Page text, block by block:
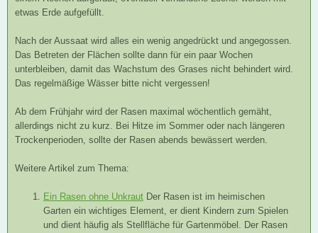
etwas Erde aufgefüllt.
Nach der Aussaat wird alles ein wenig angedrückt und angegossen.
Das Betreten der Flächen sollte dann für ein paar Wochen
unterbleiben, damit das Wachstum des Grases nicht behindert wird.
Das regelmäßige Wässer bitte nicht vergessen!
Ab dem Frühjahr wird der Rasen maximal wöchentlich gemäht,
allerdings nicht zu kurz. Bei Hitze im Sommer oder nach längeren
Trockenperioden, sollte der Rasen abends bewässert werden.
Weitere Artikel zum Thema:
Ein Rasen ohne Unkraut Der Rasen ist im heimischen
Garten ein wichtiges Element, er dient Kindern zum Spielen
und dient häufig als Stellfläche für Gartenmöbel. Der Rasen